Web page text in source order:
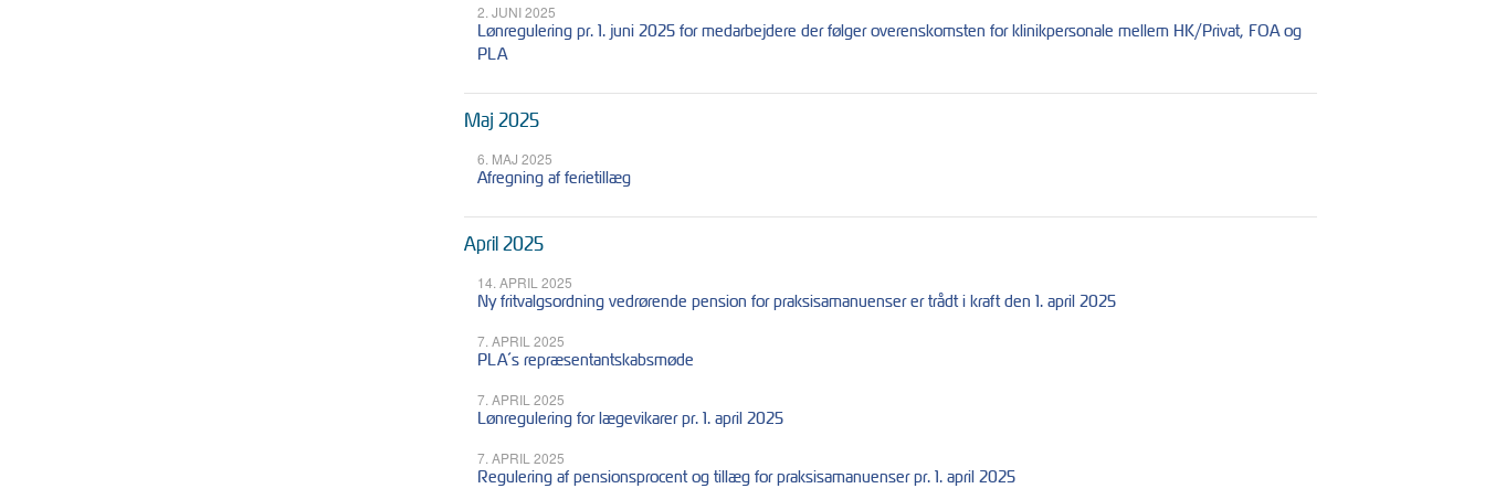
2. JUNI 2025
Lønregulering pr. 1. juni 2025 for medarbejdere der følger overenskomsten for klinikpersonale mellem HK/Privat, FOA og
PLA
Maj 2025
6. MAJ 2025
Afregning af ferietillæg
April 2025
14. APRIL 2025
Ny fritvalgsordning vedrørende pension for praksisamanuenser er trådt i kraft den 1. april 2025
7. APRIL 2025
PLA´s repræsentantskabsmøde
7. APRIL 2025
Lønregulering for lægevikarer pr. 1. april 2025
7. APRIL 2025
Regulering af pensionsprocent og tillæg for praksisamanuenser pr. 1. april 2025